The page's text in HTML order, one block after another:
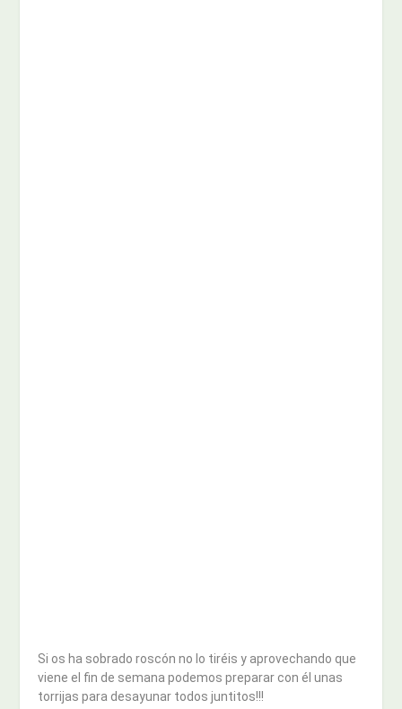
Si os ha sobrado roscón no lo tiréis y aprovechando que
viene el fin de semana podemos preparar con él unas
torrijas para desayunar todos juntitos!!!